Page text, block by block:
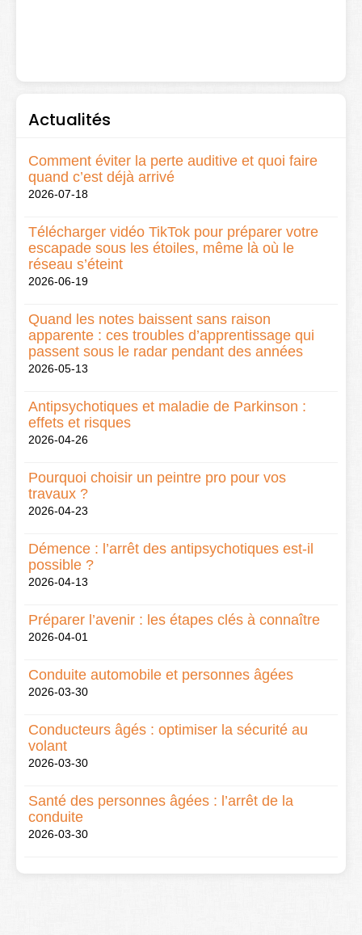
Actualités
Comment éviter la perte auditive et quoi faire
quand c’est déjà arrivé
2026-07-18
Télécharger vidéo TikTok pour préparer votre
escapade sous les étoiles, même là où le
réseau s’éteint
2026-06-19
Quand les notes baissent sans raison
apparente : ces troubles d’apprentissage qui
passent sous le radar pendant des années
2026-05-13
Antipsychotiques et maladie de Parkinson :
effets et risques
2026-04-26
Pourquoi choisir un peintre pro pour vos
travaux ?
2026-04-23
Démence : l’arrêt des antipsychotiques est-il
possible ?
2026-04-13
Préparer l’avenir : les étapes clés à connaître
2026-04-01
Conduite automobile et personnes âgées
2026-03-30
Conducteurs âgés : optimiser la sécurité au
volant
2026-03-30
Santé des personnes âgées : l’arrêt de la
conduite
2026-03-30